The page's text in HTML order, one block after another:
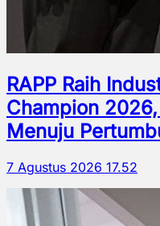
RAPP Raih
Champion
Menuju
7 Agustus 2026 17.52